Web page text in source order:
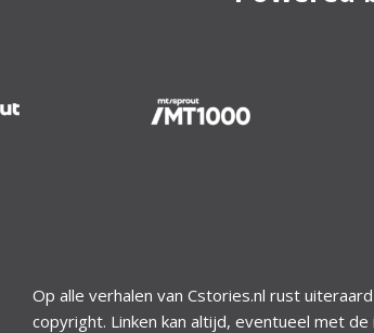
Op alle verhalen van Cstories.nl rust uiteraard
copyright. Linken kan altijd, eventueel met de